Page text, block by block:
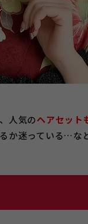
人気のヘアセット
か迷っている…